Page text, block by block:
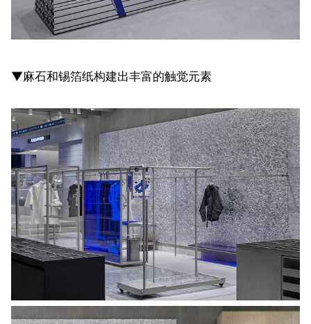
▼麻石和锡箔纸构建出丰富的触觉元素